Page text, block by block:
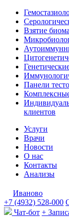
Взятие
Панели
клиентов
Услуги
Врачи
Новости
О нас
Контакты
Анализы
Иваново
+7 (4932) 528-000
Чат-бот +